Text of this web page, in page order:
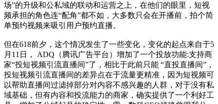
场”的升级和公私域的联动和运营之上，在他们的眼里，短视
频承担的角色连“配角”都不如，大多数只会在开播前，拍个简
单预约视频来吸引用户预约直播。
但在618前夕，这个情况发生了一些变化，变化的起点来自于5
月11日， ADQ（腾讯广告平台）增加了一个投放功能:支持商
家“投短视频引流直播间”了，相比于此前只能 “直投直播间”，
投短视频引流直播间的差异点在于流量更精准，因为短视频可
以帮助直播间过滤掉部分对内容不感兴趣的人群，对于没有私
域基础，但有内容和投流能力的商家，确实提供了一个利好工